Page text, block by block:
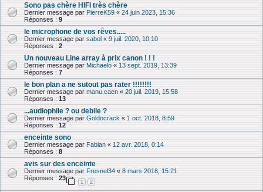
Sono pas chère HIFI très chère
Dernier message par PierreK59 « 24 juin 2023, 15:36
Réponses : 9
le microphone de vos rêves.....
Dernier message par sabol « 9 juil. 2020, 10:10
Réponses : 2
Un nouveau Line array à prix canon ! ! !
Dernier message par Michaelo « 13 sept. 2019, 13:39
Réponses : 7
le bon plan a ne sutout pas rater !!!!!!!!
Dernier message par manu.caen « 20 juil. 2019, 15:58
Réponses : 13
...audiophile ? ou debile ?
Dernier message par Goldocrack « 1 oct. 2018, 8:59
Réponses : 12
enceinte sono
Dernier message par Fabian « 12 avr. 2018, 0:14
Réponses : 8
avis sur des enceinte
Dernier message par Fresnel34 « 8 mars 2018, 15:21
Réponses : 23
1 2